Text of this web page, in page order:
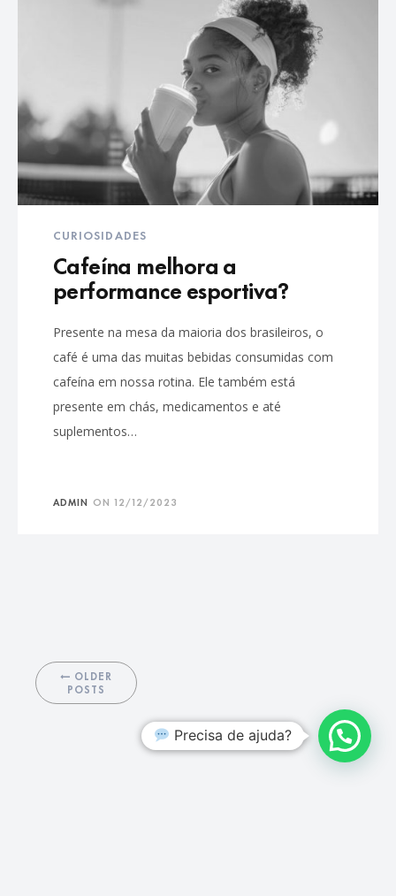
CURIOSIDADES
Cafeína melhora a
performance esportiva?
Presente na mesa da maioria dos brasileiros, o
café é uma das muitas bebidas consumidas com
cafeína em nossa rotina. Ele também está
presente em chás, medicamentos e até
suplementos…
ADMIN ON 12/12/2023
OLDER
POSTS
Precisa de ajuda?